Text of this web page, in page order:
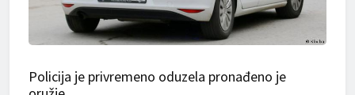
Policija je privremeno oduzela pronađeno je